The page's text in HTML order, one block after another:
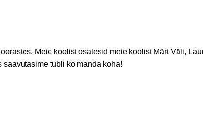
Meie koolist osalesid meie koolist Märt Väli,
saavutasime tubli kolmanda koha!